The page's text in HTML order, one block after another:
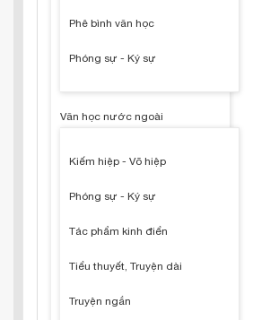
Phê bình văn học
Phóng sự - Ký sự
Văn học nước ngoài
Kiếm hiệp - Võ hiệp
Phóng sự - Ký sự
Tác phẩm kinh điển
Tiểu thuyết, Truyện dài
Truyện ngắn